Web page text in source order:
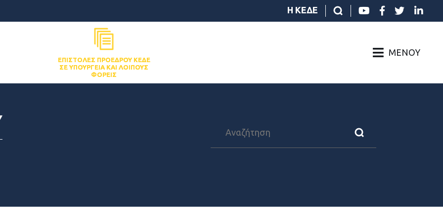
Η ΚΕΔΕ
ΕΠΙΣΤΟΛΈΣ ΠΡΟΈΔΡΟΥ ΚΕΔΕ
ΣΕ ΥΠΟΥΡΓΕΊΑ ΚΑΙ ΛΟΙΠΟΎΣ
ΦΟΡΕΊΣ
ΜΕΝΟΎ